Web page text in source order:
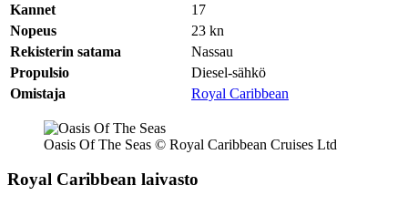
Kannet
17
Nopeus
23 kn
Rekisterin satama
Nassau
Propulsio
Diesel-sähkö
Omistaja
Royal Caribbean
Oasis Of The Seas © Royal Caribbean Cruises Ltd
Royal Caribbean laivasto